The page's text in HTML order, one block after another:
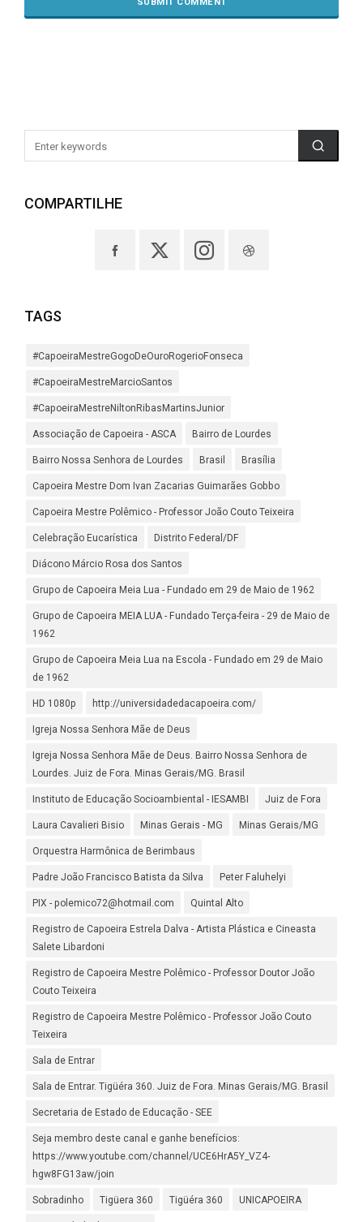
COMPARTILHE
TAGS
#CapoeiraMestreGogoDeOuroRogerioFonseca
#CapoeiraMestreMarcioSantos
#CapoeiraMestreNiltonRibasMartinsJunior
Associação de Capoeira - ASCA Bairro de Lourdes
Bairro Nossa Senhora de Lourdes Brasil Brasília
Capoeira Mestre Dom Ivan Zacarias Guimarães Gobbo
Capoeira Mestre Polêmico - Professor João Couto Teixeira
Celebração Eucarística Distrito Federal/DF
Diácono Márcio Rosa dos Santos
Grupo de Capoeira Meia Lua - Fundado em 29 de Maio de 1962
Grupo de Capoeira MEIA LUA - Fundado Terça-feira - 29 de Maio de
1962
Grupo de Capoeira Meia Lua na Escola - Fundado em 29 de Maio
de 1962
HD 1080p http://universidadedacapoeira.com/
Igreja Nossa Senhora Mãe de Deus
Igreja Nossa Senhora Mãe de Deus. Bairro Nossa Senhora de
Lourdes. Juiz de Fora. Minas Gerais/MG. Brasil
Instituto de Educação Socioambiental - IESAMBI Juiz de Fora
Laura Cavalieri Bisio Minas Gerais - MG Minas Gerais/MG
Orquestra Harmônica de Berimbaus
Padre João Francisco Batista da Silva Peter Faluhelyi
PIX - polemico72@hotmail.com Quintal Alto
Registro de Capoeira Estrela Dalva - Artista Plástica e Cineasta
Salete Libardoni
Registro de Capoeira Mestre Polêmico - Professor Doutor João
Couto Teixeira
Registro de Capoeira Mestre Polêmico - Professor João Couto
Teixeira
Sala de Entrar
Sala de Entrar. Tigüéra 360. Juiz de Fora. Minas Gerais/MG. Brasil
Secretaria de Estado de Educação - SEE
Seja membro deste canal e ganhe benefícios:
https://www.youtube.com/channel/UCE6HrA5Y_VZ4-
hgw8FG13aw/join
Sobradinho Tigüera 360 Tigüéra 360 UNICAPOEIRA